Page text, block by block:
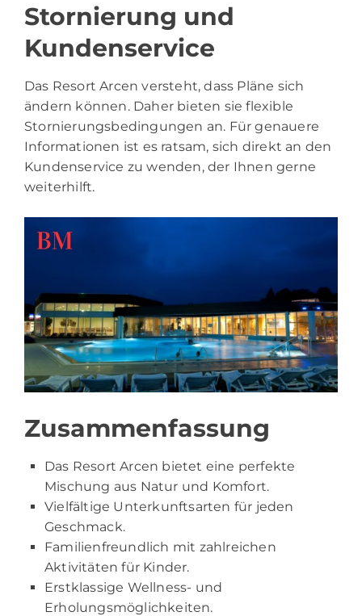
Stornierung und
Kundenservice
Das Resort Arcen versteht, dass Pläne sich
ändern können. Daher bieten sie flexible
Stornierungsbedingungen an. Für genauere
Informationen ist es ratsam, sich direkt an den
Kundenservice zu wenden, der Ihnen gerne
weiterhilft.
Zusammenfassung
Das Resort Arcen bietet eine perfekte
Mischung aus Natur und Komfort.
Vielfältige Unterkunftsarten für jeden
Geschmack.
Familienfreundlich mit zahlreichen
Aktivitäten für Kinder.
Erstklassige Wellness- und
Erholungsmöglichkeiten.